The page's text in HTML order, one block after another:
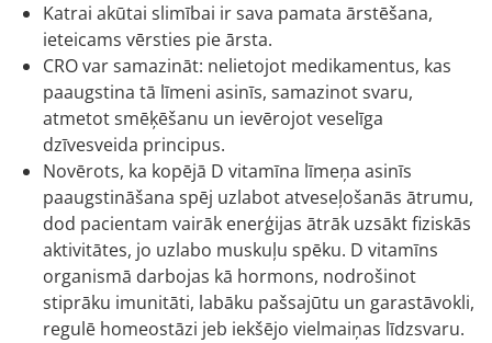
Katrai akūtai slimībai ir sava pamata ārstēšana,
ieteicams vērsties pie ārsta.
CRO var samazināt: nelietojot medikamentus, kas
paaugstina tā līmeni asinīs, samazinot svaru,
atmetot smēķēšanu un ievērojot veselīga
dzīvesveida principus.
Novērots, ka kopējā D vitamīna līmeņa asinīs
paaugstināšana spēj uzlabot atveseļošanās ātrumu,
dod pacientam vairāk enerģijas ātrāk uzsākt fiziskās
aktivitātes, jo uzlabo muskuļu spēku. D vitamīns
organismā darbojas kā hormons, nodrošinot
stiprāku imunitāti, labāku pašsajūtu un garastāvokli,
regulē homeostāzi jeb iekšējo vielmaiņas līdzsvaru.